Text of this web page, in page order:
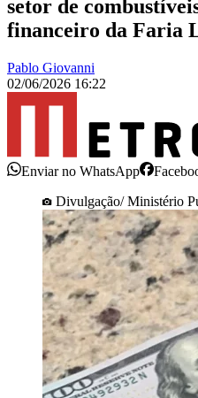
setor de
financeiro da Faria
Pablo Giovanni
02/06/2026 16:22
Enviar no WhatsApp
Divulgação/ Ministério